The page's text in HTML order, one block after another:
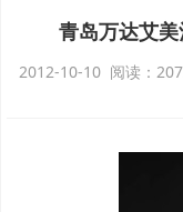
青岛万达艾
2012-10-10 阅读：